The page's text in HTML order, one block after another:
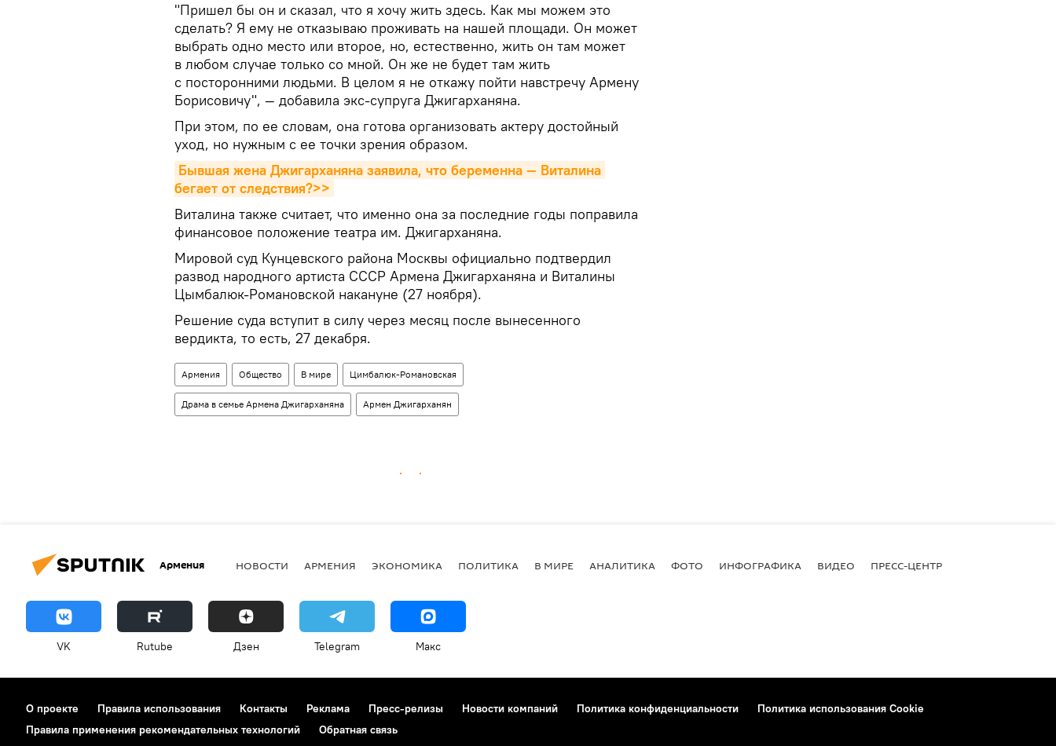
"Пришел бы он и сказал, что я хочу жить здесь. Как мы можем это
сделать? Я ему не отказываю проживать на нашей площади. Он может
выбрать одно место или второе, но, естественно, жить он там может
в любом случае только со мной. Он же не будет там жить
с посторонними людьми. В целом я не откажу пойти навстречу Армену
Борисовичу", — добавила экс-супруга Джигарханяна.
При этом, по ее словам, она готова организовать актеру достойный
уход, но нужным с ее точки зрения образом.
Бывшая жена Джигарханяна заявила, что беременна — Виталина
бегает от следствия?>>
Виталина также считает, что именно она за последние годы поправила
финансовое положение театра им. Джигарханяна.
Мировой суд Кунцевского района Москвы официально подтвердил
развод народного артиста СССР Армена Джигарханяна и Виталины
Цымбалюк-Романовской накануне (27 ноября).
Решение суда вступит в силу через месяц после вынесенного
вердикта, то есть, 27 декабря.
Армения Общество В мире Цимбалюк-Романовская
Драма в семье Армена Джигарханяна Армен Джигарханян
Армения НОВОСТИ АРМЕНИЯ ЭКОНОМИКА ПОЛИТИКА В МИРЕ АНАЛИТИКА ФОТО ИНФОГРАФИКА ВИДЕО ПРЕСС-ЦЕНТР
VK Rutube Дзен Telegram Макс
О проекте Правила использования Контакты Реклама Пресс-релизы Новости компаний Политика конфиденциальности
Политика использования Cookie
Правила применения рекомендательных технологий
Обратная связь